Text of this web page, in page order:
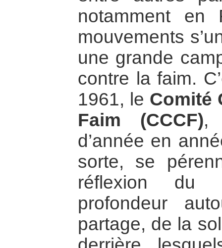
notamment en
mouvements
une grande
contre la faim.
1961, le Comité
Faim (CCCF),
d’année en
sorte, se
réflexion du
profondeur
partage, de la